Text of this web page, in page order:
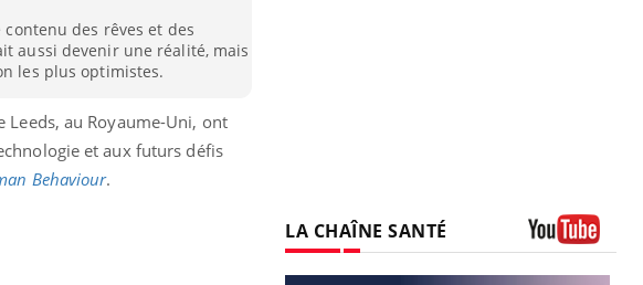
des rêves et des
aussi devenir une réalité, mais
les plus optimistes.
Leeds, au Royaume-Uni, ont
et aux futurs défis
Behaviour.
LA CHAÎNE SANTÉ